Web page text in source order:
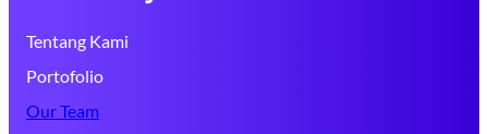
Tentang Kami
Portofolio
Our Team